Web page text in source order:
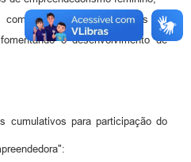
princípio aos projetos de
o desenvolvimento de
cumulativos para participação do